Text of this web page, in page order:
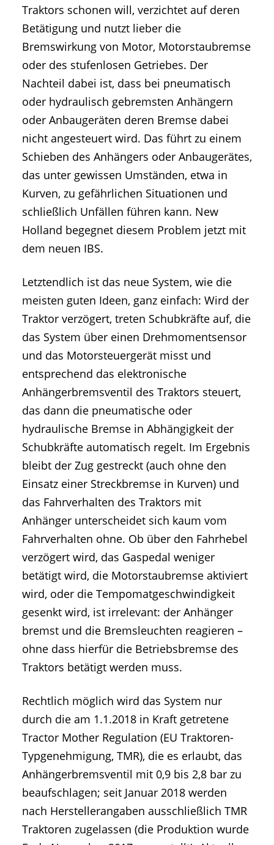
Traktors schonen will, verzichtet auf deren
Betätigung und nutzt lieber die
Bremswirkung von Motor, Motorstaubremse
oder des stufenlosen Getriebes. Der
Nachteil dabei ist, dass bei pneumatisch
oder hydraulisch gebremsten Anhängern
oder Anbaugeräten deren Bremse dabei
nicht angesteuert wird. Das führt zu einem
Schieben des Anhängers oder Anbaugerätes,
das unter gewissen Umständen, etwa in
Kurven, zu gefährlichen Situationen und
schließlich Unfällen führen kann. New
Holland begegnet diesem Problem jetzt mit
dem neuen IBS.
Letztendlich ist das neue System, wie die
meisten guten Ideen, ganz einfach: Wird der
Traktor verzögert, treten Schubkräfte auf, die
das System über einen Drehmomentsensor
und das Motorsteuergerät misst und
entsprechend das elektronische
Anhängerbremsventil des Traktors steuert,
das dann die pneumatische oder
hydraulische Bremse in Abhängigkeit der
Schubkräfte automatisch regelt. Im Ergebnis
bleibt der Zug gestreckt (auch ohne den
Einsatz einer Streckbremse in Kurven) und
das Fahrverhalten des Traktors mit
Anhänger unterscheidet sich kaum vom
Fahrverhalten ohne. Ob über den Fahrhebel
verzögert wird, das Gaspedal weniger
betätigt wird, die Motorstaubremse aktiviert
wird, oder die Tempomatgeschwindigkeit
gesenkt wird, ist irrelevant: der Anhänger
bremst und die Bremsleuchten reagieren –
ohne dass hierfür die Betriebsbremse des
Traktors betätigt werden muss.
Rechtlich möglich wird das System nur
durch die am 1.1.2018 in Kraft getretene
Tractor Mother Regulation (EU Traktoren-
Typgenehmigung, TMR), die es erlaubt, das
Anhängerbremsventil mit 0,9 bis 2,8 bar zu
beaufschlagen; seit Januar 2018 werden
nach Herstellerangaben ausschließlich TMR
Traktoren zugelassen (die Produktion wurde